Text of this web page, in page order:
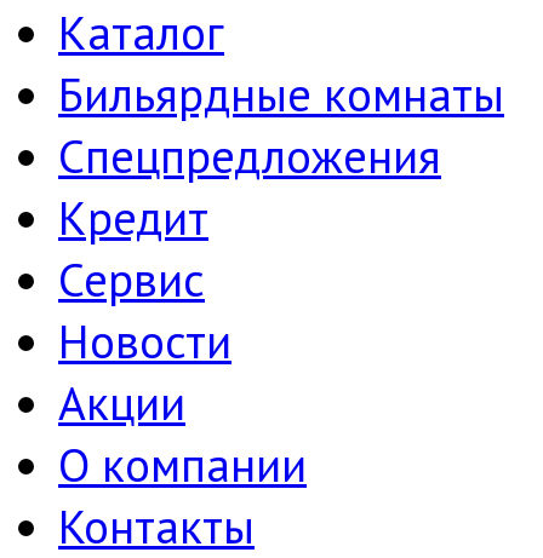
Каталог
Бильярдные комнаты
Спецпредложения
Кредит
Сервис
Новости
Акции
О компании
Контакты